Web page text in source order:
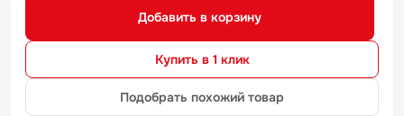
Добавить в корзину
Купить в 1 клик
Подобрать похожий товар